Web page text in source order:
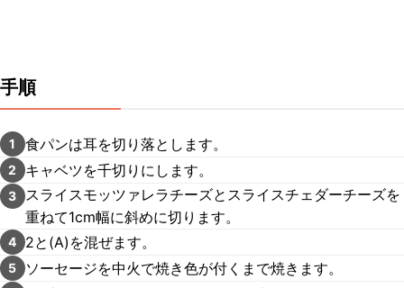
手順
1 食パンは耳を切り落とします。
2 キャベツを千切りにします。
3
スライスモッツァレラチーズとスライスチェダーチーズを
重ねて1cm幅に斜めに切ります。
4 2と(A)を混ぜます。
5 ソーセージを中火で焼き色が付くまで焼きます。